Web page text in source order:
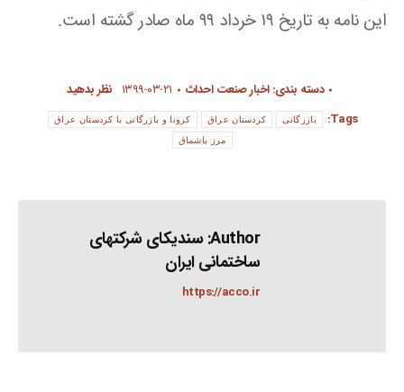
این نامه به تاریخ ۱۹ خرداد ۹۹ ماه صادر گشته است.
دسته بندی:اخبار صنعت احداث ۱۳۹۹-۰۳-۲۱ نظر بدهید
Tags:
بازرگانی کردستان عراق کرونا و بازرگانی با کردستان عراق
مرز باشماق
Author: سندیکای شرکتهای
ساختمانی ایران
https://acco.ir